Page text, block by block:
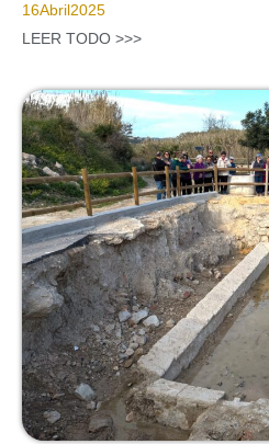
16Abril2025
LEER TODO >>>